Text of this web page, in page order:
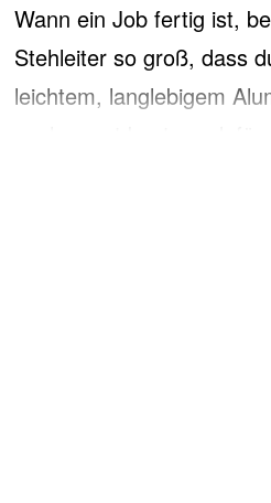
Wann ein Job fertig ist,
Stehleiter so groß, dass
leichtem, langlebigem
auch sonst bestens